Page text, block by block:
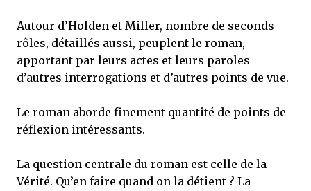
Autour d’Holden et Miller, nombre de seconds
rôles, détaillés aussi, peuplent le roman,
apportant par leurs actes et leurs paroles
d’autres interrogations et d’autres points de vue.
Le roman aborde finement quantité de points de
réflexion intéressants.
La question centrale du roman est celle de la
Vérité. Qu’en faire quand on la détient ? La